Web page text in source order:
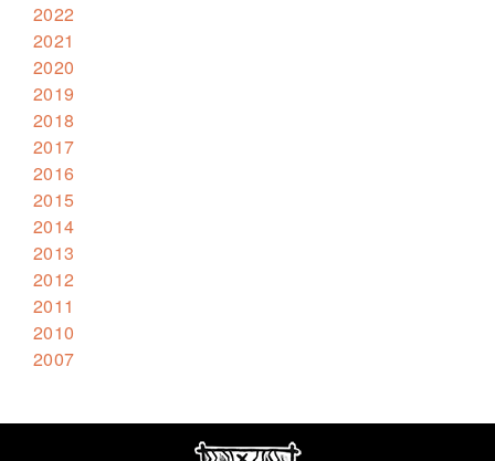
2022
2021
2020
2019
2018
2017
2016
2015
2014
2013
2012
2011
2010
2007